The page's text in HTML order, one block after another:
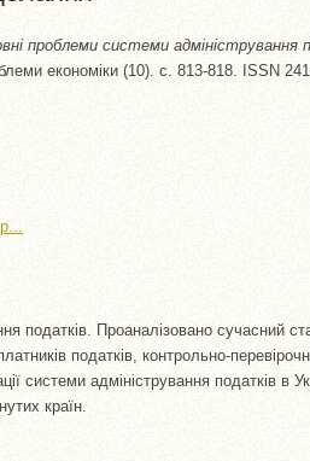
проблеми системи адміністрування
економіки (10). с. 813-818. ISSN
податків. Проаналізовано сучасний
податків, контрольно-
системи адміністрування податків в
країн.